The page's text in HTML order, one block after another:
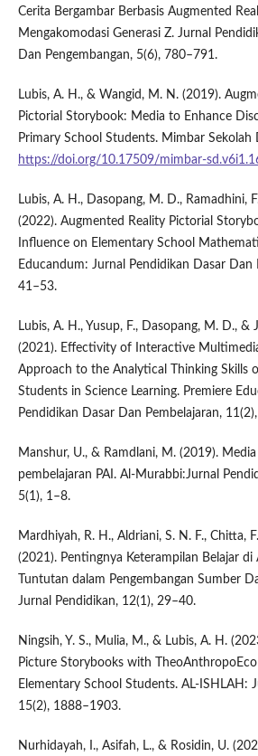
Cerita Bergambar Berbasis Augmented
Mengakomodasi Generasi Z. Jurnal
Dan Pengembangan, 5(6), 780–791.
Lubis, A. H., & Wangid, M. N. (2019).
Pictorial Storybook: Media to Enhance
Primary School Students. Mimbar Sekolah
https://doi.org/10.17509/mimbar-
Lubis, A. H., Dasopang, M. D., Ramadhini,
(2022). Augmented Reality Pictorial
Influence on Elementary School
Educandum: Jurnal Pendidikan Dasar Dan
41–53.
Lubis, A. H., Yusup, F., Dasopang, M. D., &
(2021). Effectivity of Interactive
Approach to the Analytical Thinking Skills
Students in Science Learning. Premiere
Pendidikan Dasar Dan Pembelajaran,
Manshur, U., & Ramdlani, M. (2019).
pembelajaran PAI. Al-Murabbi:Jurnal
5(1), 1–8.
Mardhiyah, R. H., Aldriani, S. N. F., Chitta,
(2021). Pentingnya Keterampilan Belajar di
Tuntutan dalam Pengembangan Sumber
Jurnal Pendidikan, 12(1), 29–40.
Ningsih, Y. S., Mulia, M., & Lubis, A. H.
Picture Storybooks with
Elementary School Students. AL-ISHLAH:
15(2), 1888–1903.
Nurhidayah, I., Asifah, L., & Rosidin, U.